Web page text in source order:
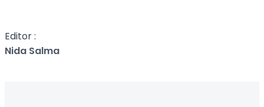
Editor :
Nida Salma